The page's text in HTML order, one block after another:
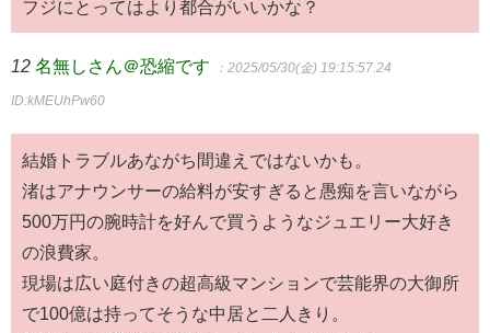
フジにとってはより都合がいいかな？
12 名無しさん＠恐縮です ：2025/05/30(金) 19:15:57.24
ID:kMEUhPw60
結婚トラブルあながち間違えではないかも。
渚はアナウンサーの給料が安すぎると愚痴を言いながら
500万円の腕時計を好んで買うようなジュエリー大好き
の浪費家。
現場は広い庭付きの超高級マンションで芸能界の大御所
で100億は持ってそうな中居と二人きり。